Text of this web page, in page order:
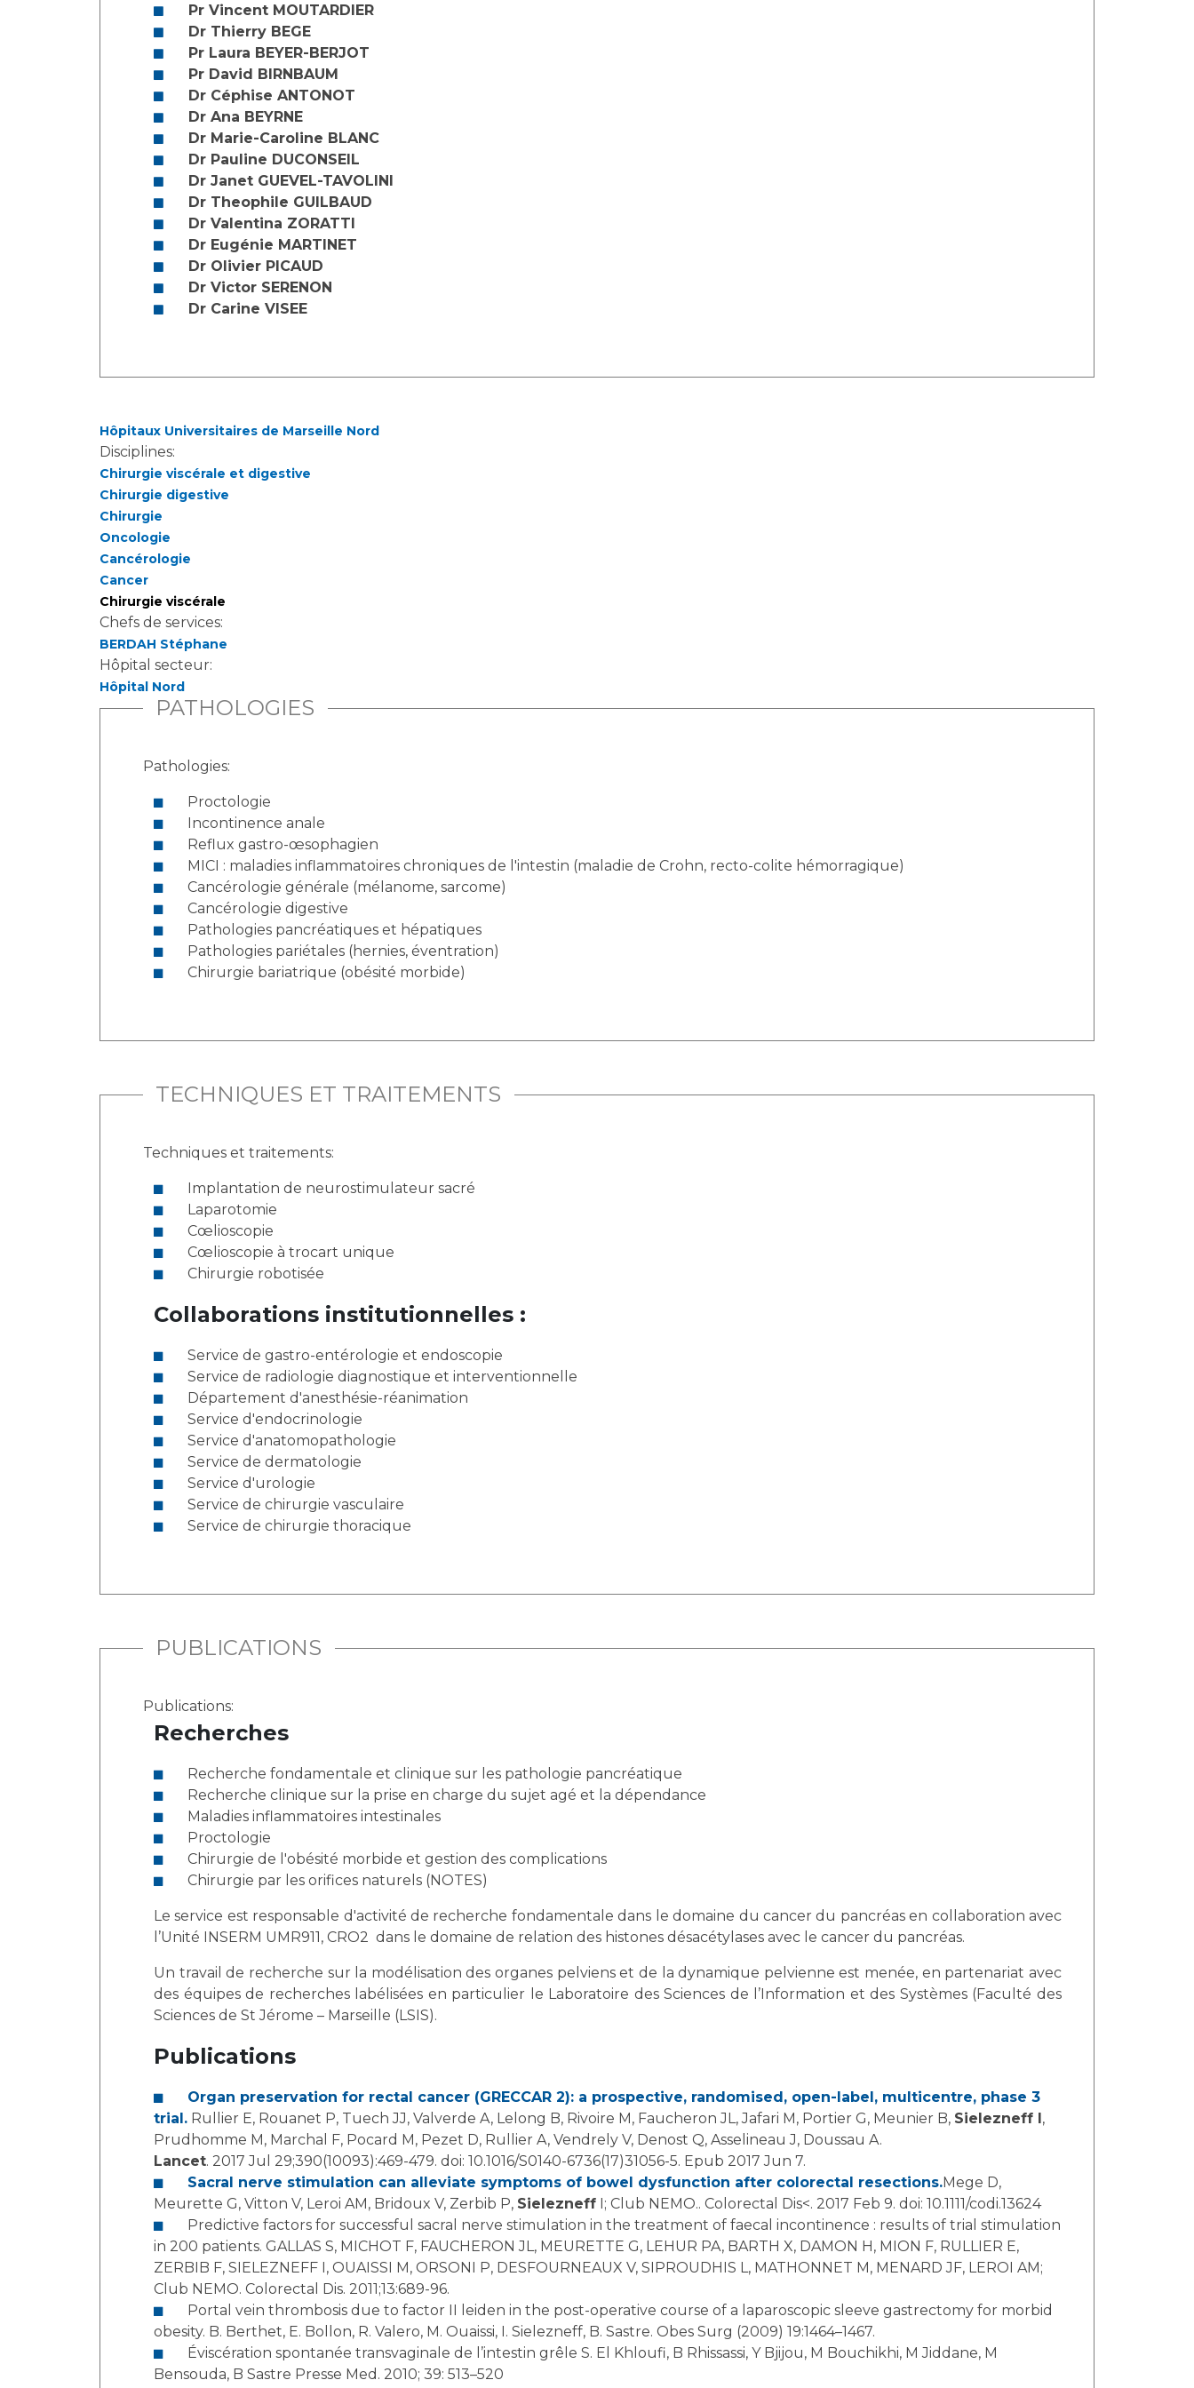
Laïcité et cultes
Les associations
Livret d'accueil
Salon des familles
Transports sanitaires
Vos droits, vos devoirs
Les structures de recherche
Pr Vincent MOUTARDIER
Dr Thierry BEGE
Pr Laura BEYER-BERJOT
Pr David BIRNBAUM
Dr Céphise ANTONOT
Dr Ana BEYRNE
Dr Marie-Caroline BLANC
Dr Pauline DUCONSEIL
Dr Janet GUEVEL-TAVOLINI
Dr Theophile GUILBAUD
Dr Valentina ZORATTI
Dr Eugénie MARTINET
Dr Olivier PICAUD
Dr Victor SERENON
Dr Carine VISEE
Hôpitaux Universitaires de Marseille Nord
Disciplines:
Chirurgie viscérale et digestive
Chirurgie digestive
Chirurgie
Oncologie
Cancérologie
Cancer
Chirurgie viscérale
Chefs de services:
BERDAH Stéphane
Hôpital secteur:
Hôpital Nord
PATHOLOGIES
Pathologies:
Proctologie
Incontinence anale
Reflux gastro-œsophagien
MICI : maladies inflammatoires chroniques de l'intestin (maladie de Crohn, recto-colite hémorragique)
Cancérologie générale (mélanome, sarcome)
Cancérologie digestive
Pathologies pancréatiques et hépatiques
Pathologies pariétales (hernies, éventration)
Chirurgie bariatrique (obésité morbide)
TECHNIQUES ET TRAITEMENTS
Techniques et traitements:
Implantation de neurostimulateur sacré
Laparotomie
Cœlioscopie
Cœlioscopie à trocart unique
Chirurgie robotisée
Collaborations institutionnelles :
Service de gastro-entérologie et endoscopie
Service de radiologie diagnostique et interventionnelle
Département d'anesthésie-réanimation
Service d'endocrinologie
Service d'anatomopathologie
Service de dermatologie
Service d'urologie
Service de chirurgie vasculaire
Service de chirurgie thoracique
PUBLICATIONS
Publications:
Recherches
Recherche fondamentale et clinique sur les pathologie pancréatique
Recherche clinique sur la prise en charge du sujet agé et la dépendance
Maladies inflammatoires intestinales
Proctologie
Chirurgie de l'obésité morbide et gestion des complications
Chirurgie par les orifices naturels (NOTES)
Le service est responsable d'activité de recherche fondamentale dans le domaine du cancer du pancréas en collaboration avec
l’Unité INSERM UMR911, CRO2 dans le domaine de relation des histones désacétylases avec le cancer du pancréas.
Un travail de recherche sur la modélisation des organes pelviens et de la dynamique pelvienne est menée, en partenariat avec
des équipes de recherches labélisées en particulier le Laboratoire des Sciences de l’Information et des Systèmes (Faculté des
Sciences de St Jérome – Marseille (LSIS).
Publications
Organ preservation for rectal cancer (GRECCAR 2): a prospective, randomised, open-label, multicentre, phase 3
trial. Rullier E, Rouanet P, Tuech JJ, Valverde A, Lelong B, Rivoire M, Faucheron JL, Jafari M, Portier G, Meunier B, Sielezneff I,
Prudhomme M, Marchal F, Pocard M, Pezet D, Rullier A, Vendrely V, Denost Q, Asselineau J, Doussau A.
Lancet. 2017 Jul 29;390(10093):469-479. doi: 10.1016/S0140-6736(17)31056-5. Epub 2017 Jun 7.
Sacral nerve stimulation can alleviate symptoms of bowel dysfunction after colorectal resections.Mege D,
Meurette G, Vitton V, Leroi AM, Bridoux V, Zerbib P, Sielezneff I; Club NEMO.. Colorectal Dis<. 2017 Feb 9. doi: 10.1111/codi.13624
in 200 patients. GALLAS S, MICHOT F, FAUCHERON JL, MEURETTE G, LEHUR PA, BARTH X, DAMON H, MION F, RULLIER E,
ZERBIB F, SIELEZNEFF I, OUAISSI M, ORSONI P, DESFOURNEAUX V, SIPROUDHIS L, MATHONNET M, MENARD JF, LEROI AM;
Club NEMO. Colorectal Dis. 2011;13:689-96.
obesity. B. Berthet, E. Bollon, R. Valero, M. Ouaissi, I. Sielezneff, B. Sastre. Obes Surg (2009) 19:1464–1467.
Bensouda, B Sastre Presse Med. 2010; 39: 513–520